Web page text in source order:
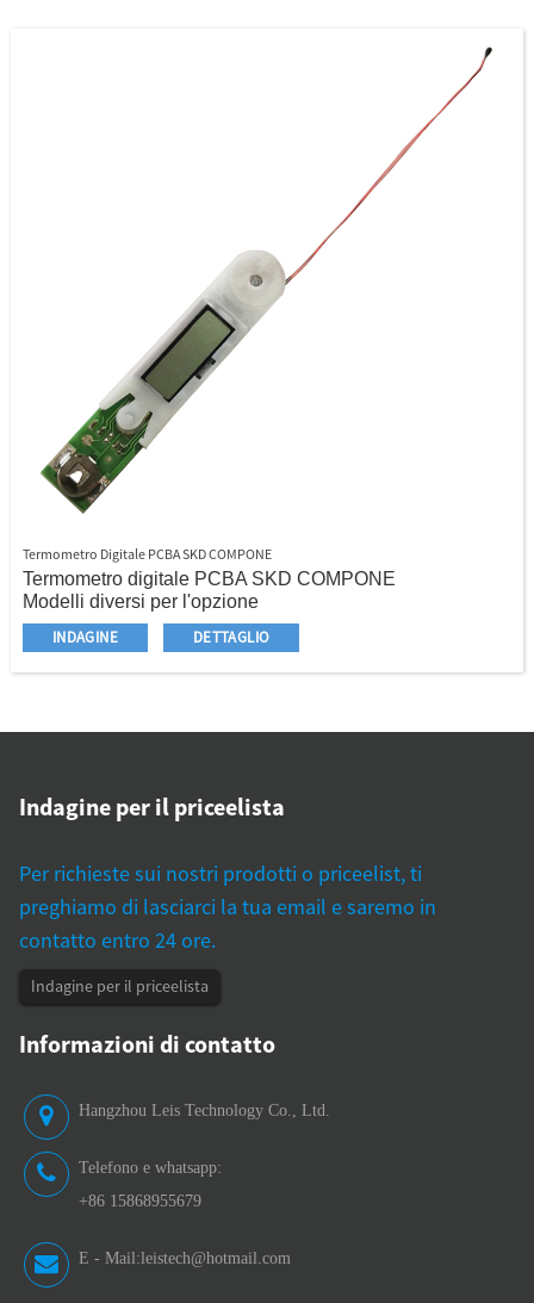
Termometro Digitale PCBA SKD COMPONE
Termometro digitale PCBA SKD COMPONE
Modelli diversi per l'opzione
Parti skd, rifinite o semi - rifinite
PCBA+Sensore+batteria+punta in acciaio
inossidabile+alloggiamento in plastica+tappo
Progetta e sviluppa per il tuo corpo termometro
INDAGINE DETTAGLIO
Indagine per il priceelista
Per richieste sui nostri prodotti o priceelist, ti
preghiamo di lasciarci la tua email e saremo in
contatto entro 24 ore.
Indagine per il priceelista
Informazioni di contatto
Hangzhou Leis Technology Co., Ltd.
Telefono e whatsapp:
+86 15868955679
E - Mail:leistech@hotmail.com